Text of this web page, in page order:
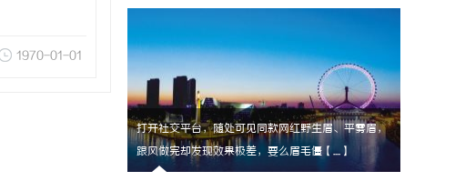
1970-01-01
打开社交平台，随处可见同款网红野生眉、平雾眉，
跟风做完却发现效果极差，要么眉毛僵【....】